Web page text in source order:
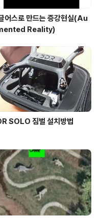
어스로 만드는 증강현실(Au
Reality)
SOLO 짐벌 설치방법